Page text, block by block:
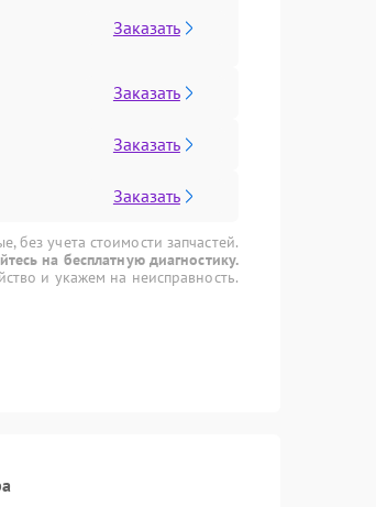
Заказать
Заказать
Заказать
Заказать
без учета стоимости запчастей.
на бесплатную диагностику.
и укажем на неисправность.